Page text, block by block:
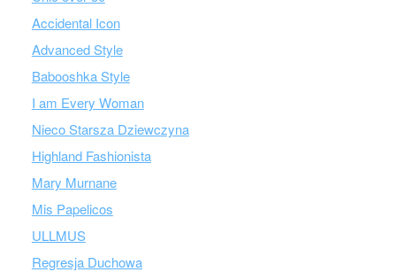
Accidental Icon
Advanced Style
Babooshka Style
I am Every Woman
Nieco Starsza Dziewczyna
Highland Fashionista
Mary Murnane
Mis Papelicos
ULLMUS
Regresja Duchowa